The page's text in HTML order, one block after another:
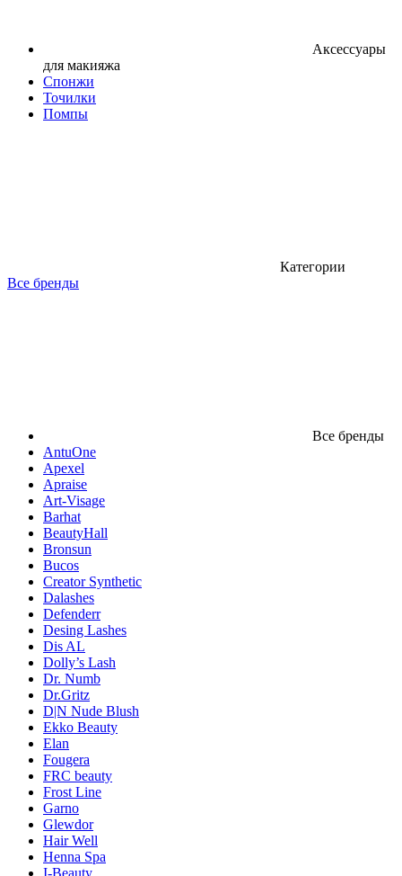
Аксессуары
для макияжа
Спонжи
Точилки
Помпы
Категории
Все бренды
Все бренды
AntuOne
Apexel
Apraise
Art-Visage
Barhat
BeautyHall
Bronsun
Bucos
Creator Synthetic
Dalashes
Defenderr
Desing Lashes
Dis AL
Dolly’s Lash
Dr. Numb
Dr.Gritz
D|N Nude Blush
Ekko Beauty
Elan
Fougera
FRC beauty
Frost Line
Garno
Glewdor
Hair Well
Henna Spa
I-Beauty